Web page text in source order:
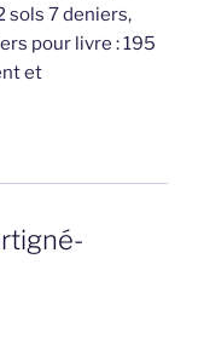
sols 7 deniers,
pour livre : 195
et